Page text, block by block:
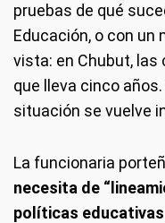
pruebas de qué
Educación, o con un
vista: en Chubut,
que lleva cinco
situación se vuelve
La funcionaria
necesita de
políticas educativas